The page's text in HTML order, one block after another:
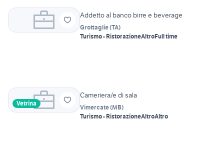
Addetto al banco birre e beverage
Grottaglie(TA)
Turismo - RistorazioneAltroFull time
Vetrina
Cameriera/e di sala
Vimercate(MB)
Turismo - RistorazioneAltroAltro